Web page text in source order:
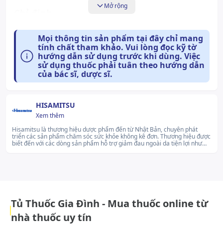
Thuốc Salonpas lăn được chỉ định dùng trong các
trường hợp sau:
Dùng giảm đau, kháng viêm trong các cơn
đau liên quan đến đau cơ, mỏi cơ, cứng vai,
khớp, đau do chấn thương ở xương.
Dược lực học
Chưa cập nhật.
Cách dùng và liều dùng:
Mở rộng
Mọi thông tin sản phẩm tại đây chỉ mang
tính chất tham khảo. Vui lòng đọc kỹ tờ
hướng dẫn sử dụng trước khi dùng. Việc
sử dụng thuốc phải tuân theo hướng dẫn
của bác sĩ, dược sĩ.
HISAMITSU
Xem thêm
Hisamitsu là thương hiệu dược phẩm đến từ Nhật Bản, chuyên phát
triển các sản phẩm chăm sóc sức khỏe không kê đơn. Thương hiệu được
biết đến với các dòng sản phẩm hỗ trợ giảm đau ngoài da tiện lợi như
Tủ Thuốc Gia Đình - Mua thuốc online từ
nhà thuốc uy tín